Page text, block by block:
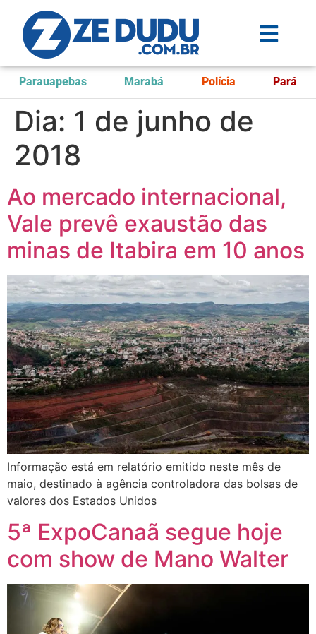
Parauapebas Marabá Polícia Pará
Dia: 1 de junho de
2018
Ao mercado internacional,
Vale prevê exaustão das
minas de Itabira em 10 anos
Informação está em relatório emitido neste mês de
maio, destinado à agência controladora das bolsas de
valores dos Estados Unidos
5ª ExpoCanaã segue hoje
com show de Mano Walter